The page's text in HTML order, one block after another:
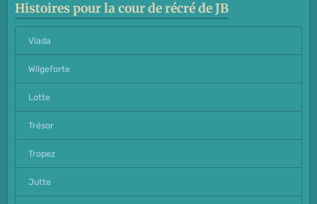
Histoires pour la cour de récré de JB
Vlada
Wilgeforte
Lotte
Trésor
Tropez
Jutte